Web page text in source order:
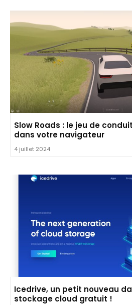
Slow Roads : le jeu de
dans votre navigateur
4 juillet 2024
Icedrive, un petit nouveau
stockage cloud gratuit !